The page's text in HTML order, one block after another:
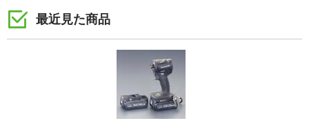
最近見た商品